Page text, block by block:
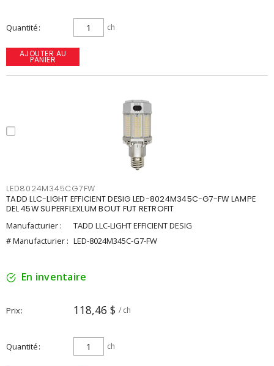
Quantité ch
AJOUTER AU
PANIER
LED8024M345CG7FW
TADD LLC-LIGHT EFFICIENT DESIG LED-8024M345C-G7-FW LAMPE
DEL 45W SUPERFLEXLUM BOUT FUT RETROFIT
Manufacturier :
TADD LLC-LIGHT EFFICIENT DESIG
# Manufacturier : LED-8024M345C-G7-FW
En inventaire
Prix 118,46 $ / ch
Quantité ch